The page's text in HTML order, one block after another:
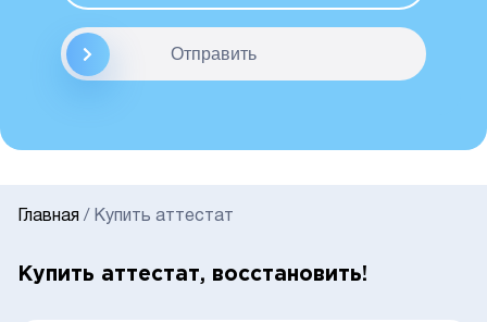
Отправить
Главная / Купить аттестат
Купить аттестат, восстановить!